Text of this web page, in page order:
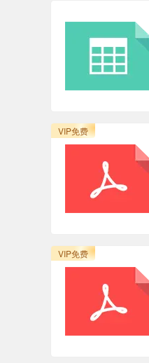
VIP免费
VIP免费